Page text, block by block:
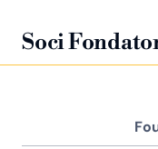
Soci